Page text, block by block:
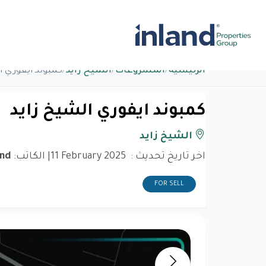
الرئيسية/المشروعات /الشيخ زايد/كمبوند ايفوري
كمبوند ايفوري الشيخ زايد
الشيخ زايد
اخر تاريخ تحديث :
11 February 2025 | الكاتب:
FOR SELL